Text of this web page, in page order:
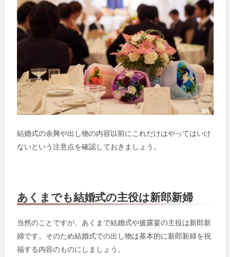
結婚式の余興や出し物の内容以前にこれだけはやってはいけ
ないという注意点を確認しておきましょう。
あくまでも結婚式の主役は新郎新婦
当然のことですが、あくまで結婚式や披露宴の主役は新郎新
婦です。そのため結婚式での出し物は基本的に新郎新婦を祝
福する内容のものにしましょう。